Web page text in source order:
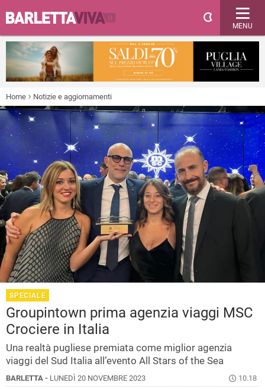
MENU
Home Notizie e aggiornamenti
SPECIALE
Groupintown prima agenzia viaggi MSC
Crociere in Italia
Una realtà pugliese premiata come miglior agenzia
viaggi del Sud Italia all’evento All Stars of the Sea
BARLETTA - LUNEDÌ 20 NOVEMBRE 2023 10.18